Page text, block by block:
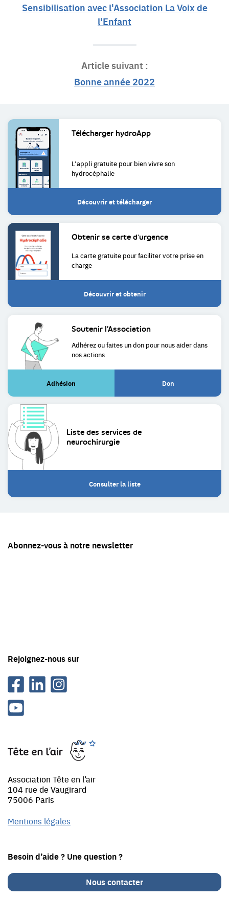
Sensibilisation avec l'Association La Voix de
l'Enfant
Article suivant :
Bonne année 2022
Liens
utiles
Télécharger hydroApp
L’appli gratuite pour bienvivre son
hydrocéphalie
Découvrir et télécharger
Obtenir sa carte d'urgence
La carte gratuite pour facilitervotre prise en
charge
Découvrir et obtenir
Soutenir l’Association
Adhérez ou faites un don pour nous aider dans
nos actions
Adhésion
(Lien Don
(Lien
Liste des services de
neurochirurgie
Consulter la liste
Tête
en
Association Tête en l’air
104 rue de Vaugirard
75006 Paris
Mentions légales
Besoin d’aide ? Une question ?
Nous contacter
Rejoignez-nous sur
FacebookLinkedinInstagram
Youtube
Abonnez-vous à notre newsletter